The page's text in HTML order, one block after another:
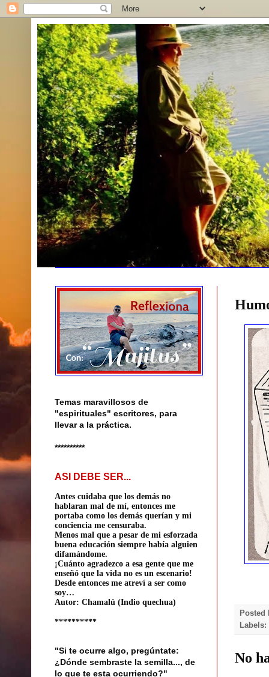
Labels:
No
Temas maravillosos de
"espirituales" escritores, para
llevar a la práctica.
**********
ASI DEBE SER...
Antes cuidaba que los demás no
hablaran mal de mí, entonces me
portaba como los demás querían y mi
conciencia me censuraba.
Menos mal que a pesar de mi esforzada
buena educación siempre había alguien
difamándome.
¡Cuánto agradezco a esa gente que me
enseñó que la vida no es un escenario!
Desde entonces me atreví a ser como
soy…
Autor: Chamalú (Indio quechua)
**********
"Si te ocurre algo, pregúntate:
¿Dónde sembraste la semilla..., de
lo que te esta ocurriendo?"